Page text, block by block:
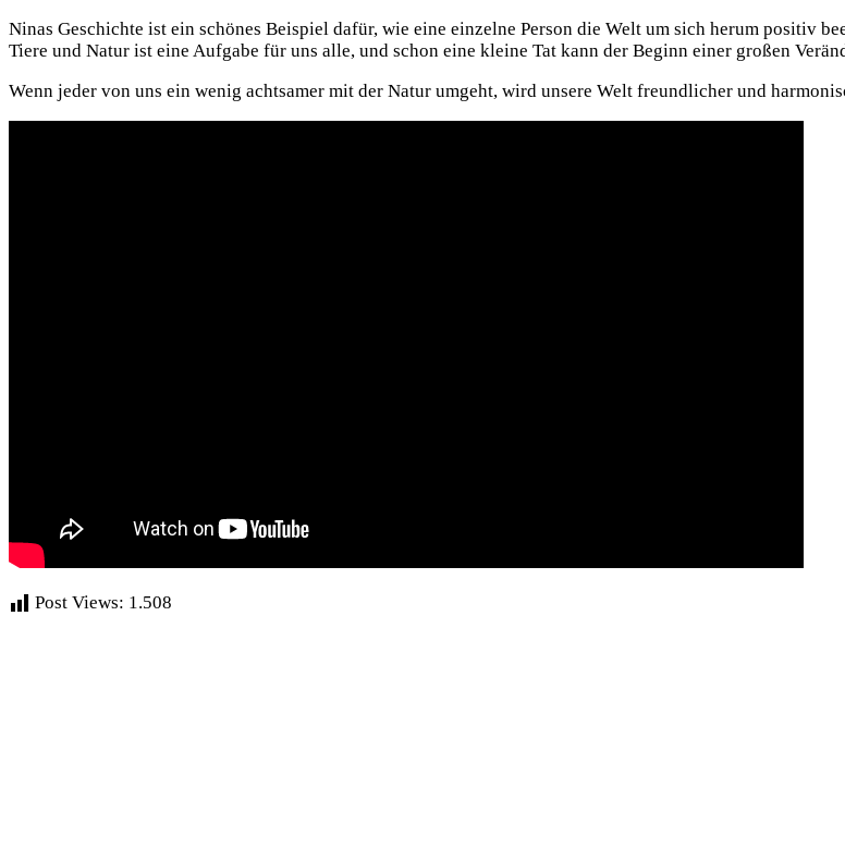
Ninas Geschichte ist ein schönes Beispiel dafür, wie eine einzelne Person die Welt um sich herum positiv
Tiere und Natur ist eine Aufgabe für uns alle, und schon eine kleine Tat kann der Beginn einer großen
Wenn jeder von uns ein wenig achtsamer mit der Natur umgeht, wird unsere Welt freundlicher und
Post Views: 1.508